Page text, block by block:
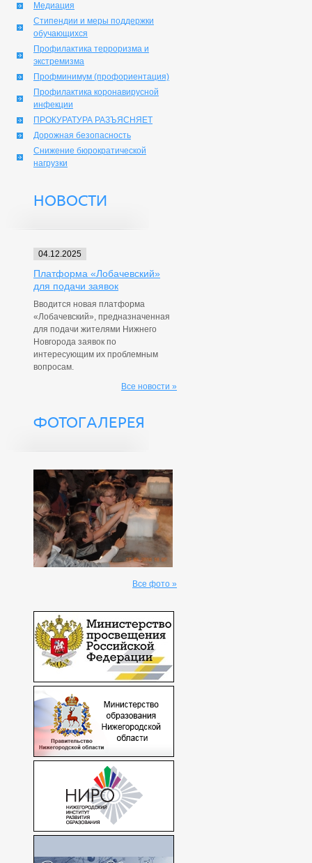
Медиация
Стипендии и меры поддержки
обучающихся
Профилактика терроризма и
экстремизма
Профминимум (профориентация)
Профилактика коронавирусной
инфекции
ПРОКУРАТУРА РАЗЪЯСНЯЕТ
Дорожная безопасность
Снижение бюрократической
нагрузки
НОВОСТИ
04.12.2025
Платформа «Лобачевский»
для подачи заявок
Вводится новая платформа
«Лобачевский», предназначенная
для подачи жителями Нижнего
Новгорода заявок по
интересующим их проблемным
вопросам.
Все новости »
ФОТОГАЛЕРЕЯ
Все фото »